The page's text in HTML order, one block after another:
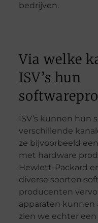
bedrijven.
Via welke
ISV’s hun
ISV’s kunnen hun
verschillende
ze bijvoorbeeld
met hardware
Hewlett-Packard
diverse soorten
producenten
apparaten kunnen
zien we echter